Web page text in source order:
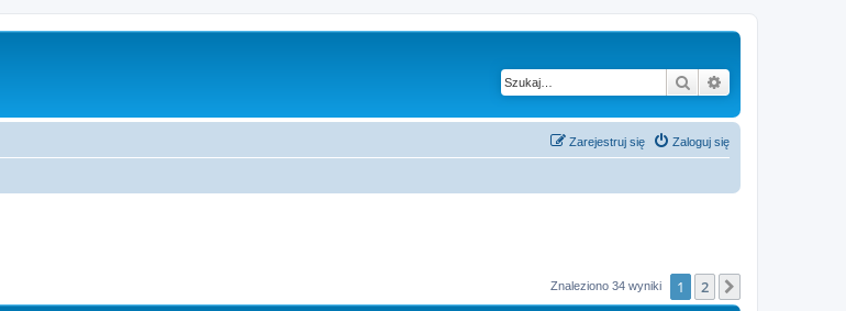
Szukaj
Zaloguj się
Zarejestruj się
Znaleziono 34 wyniki 1 2